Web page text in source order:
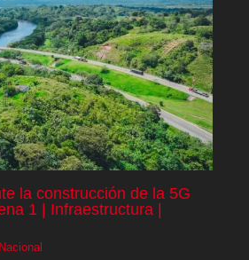
la construcción de la 5G
1 | Infraestructura |
Nacional